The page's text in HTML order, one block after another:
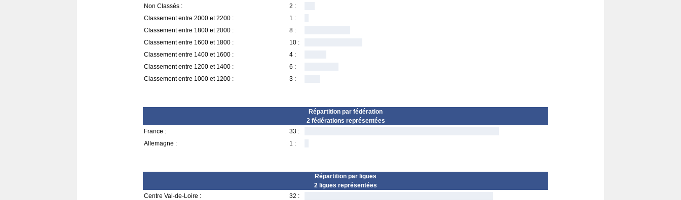
Non Classés :
2 :
Classement entre 2000 et 2200 :
1 :
Classement entre 1800 et 2000 :
8 :
Classement entre 1600 et 1800 :
10 :
Classement entre 1400 et 1600 :
4 :
Classement entre 1200 et 1400 :
6 :
Classement entre 1000 et 1200 :
3 :
Répartition par fédération
2 fédérations représentées
France :
33 :
Allemagne :
1 :
Répartition par ligues
2 ligues représentées
Centre Val-de-Loire :
32 :